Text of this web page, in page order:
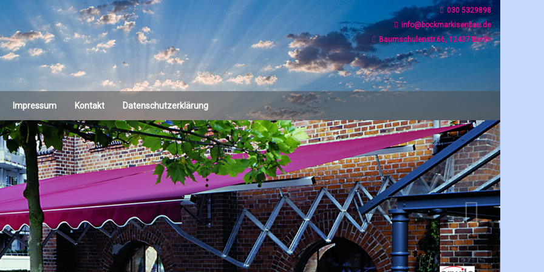
030 5329898
info@bockmarkisenbau.de
Baumschulenstr.66, 12437 Berlin
Impressum Kontakt Datenschutzerklärung